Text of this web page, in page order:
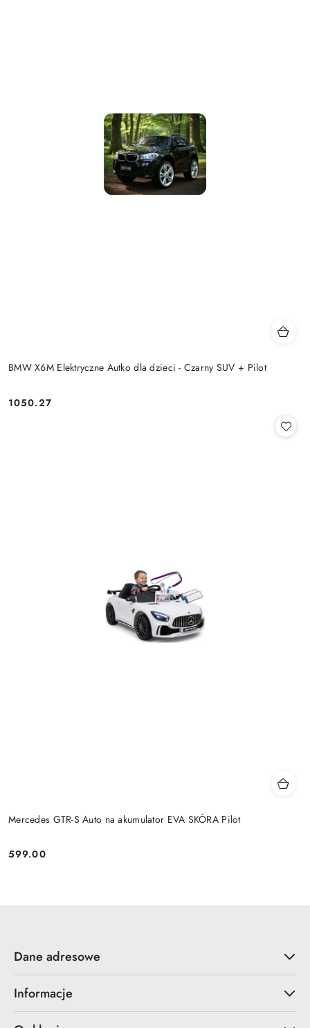
BMW X6M Elektryczne Autko dla dzieci - Czarny SUV + Pilot
Cena:
1050.27
Mercedes GTR-S Auto na akumulator EVA SKÓRA Pilot
Cena:
599.00
Dane adresowe
Informacje